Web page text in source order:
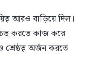
আরও বাড়িয়ে দিল।
করতে কাজ করে
অর্জন করতে